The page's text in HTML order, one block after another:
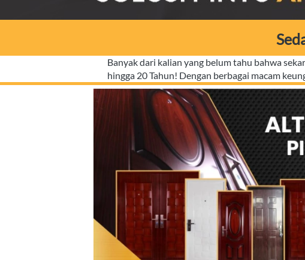
Banyak dari kalian yang belum tahu bahwa
hingga 20 Tahun! Dengan berbagai macam